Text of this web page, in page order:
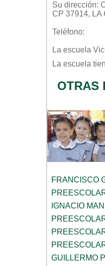
Su dirección:
CP 37914, LA
Teléfono:
La escuela
La escuela
OTRAS
FRANCISCO
IGNACIO
GUILLERMO